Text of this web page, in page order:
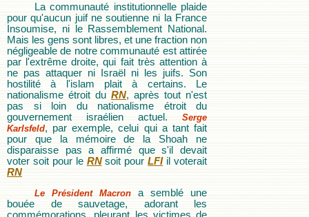
La communauté institutionnelle plaide
pour qu'aucun juif ne soutienne ni la France
Insoumise, ni le Rassemblement National.
Mais les gens sont libres, et une fraction non
négligeable de notre communauté est attirée
par l'extrême droite, qui fait très attention à
ne pas attaquer ni Israël ni les juifs. Son
hostilité à l'islam plait à certains. Le
nationalisme étroit du RN, après tout n'est
pas si loin du nationalisme étroit du
gouvernement israélien actuel. Serge
Karlsfeld, par exemple, celui qui a tant fait
pour que la mémoire de la Shoah ne
disparaisse pas a affirmé que s'il devait
voter soit pour le RNsoit pourLFIil voterait
RN
Le Président Macron a semblé une
bouée de sauvetage, adorant les